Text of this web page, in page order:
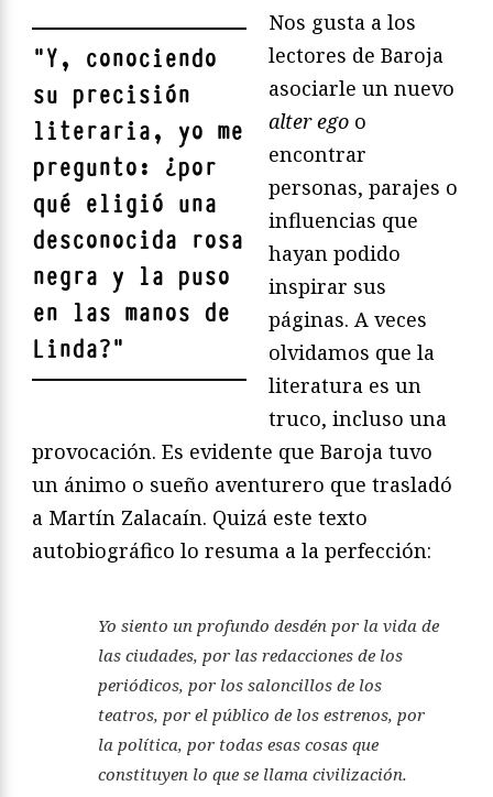
"Y, conociendo
su precisión
literaria, yo me
pregunto: ¿por
qué eligió una
desconocida rosa
negra y la puso
en las manos de
Linda?"
Nos gusta a los
lectores de Baroja
asociarle un nuevo
alter ego o
encontrar
personas, parajes o
influencias que
hayan podido
inspirar sus
páginas. A veces
olvidamos que la
literatura es un
truco, incluso una
provocación. Es evidente que Baroja tuvo
un ánimo o sueño aventurero que trasladó
a Martín Zalacaín. Quizá este texto
autobiográfico lo resuma a la perfección:
Yo siento un profundo desdén por la vida de
las ciudades, por las redacciones de los
periódicos, por los saloncillos de los
teatros, por el público de los estrenos, por
la política, por todas esas cosas que
constituyen lo que se llama civilización.